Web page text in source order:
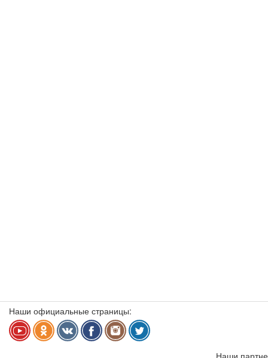
Наши официальные страницы:
Наши